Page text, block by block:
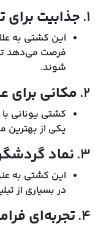
۱. جذابیت برای
این کشتی به
فرصت می‌دهد تا
شوند.
۲. مکانی برای
کشتی یونانی
یکی از
۳. نماد
این کشتی به
در بسیاری از
۴. تجربه‌ای